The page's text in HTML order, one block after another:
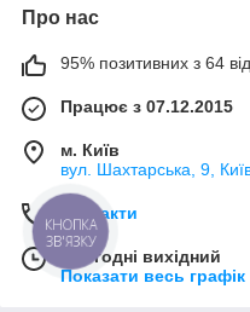
Про нас
95% позитивних з 64
Працює з 07.12.2015
м. Київ
вул. Шахтарська, 9,
Контакти
Сьогодні вихідний
Показати весь
КНОПКА
ЗВ'ЯЗКУ